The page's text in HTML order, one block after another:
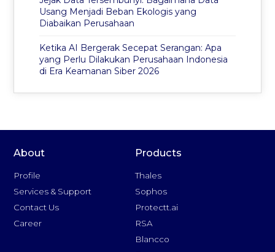
Usang Menjadi Beban Ekologis yang
Diabaikan Perusahaan
Ketika AI Bergerak Secepat Serangan: Apa
yang Perlu Dilakukan Perusahaan Indonesia
di Era Keamanan Siber 2026
About
Profile
Services & Support
Contact Us
Career
Products
Thales
Sophos
Protectt.ai
RSA
Blancco